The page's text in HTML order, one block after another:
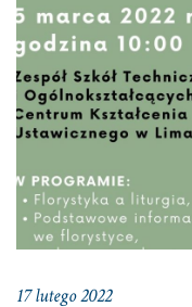
17 lutego 2022